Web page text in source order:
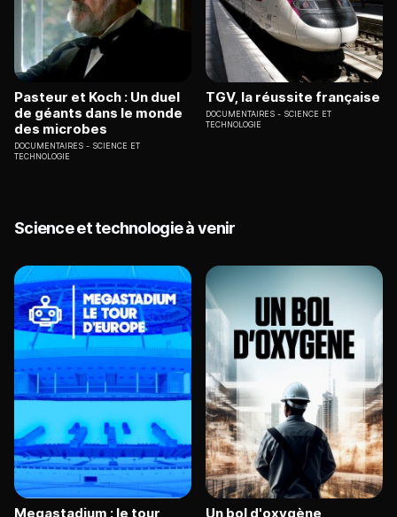
Pasteur et Koch : Un duel
de géants dans le monde
des microbes
DOCUMENTAIRES
SCIENCE ET
TECHNOLOGIE
TGV, la réussite française
DOCUMENTAIRES
SCIENCE ET
TECHNOLOGIE
Science et technologie à venir
Megastadium : le tour Un bol d'oxygène